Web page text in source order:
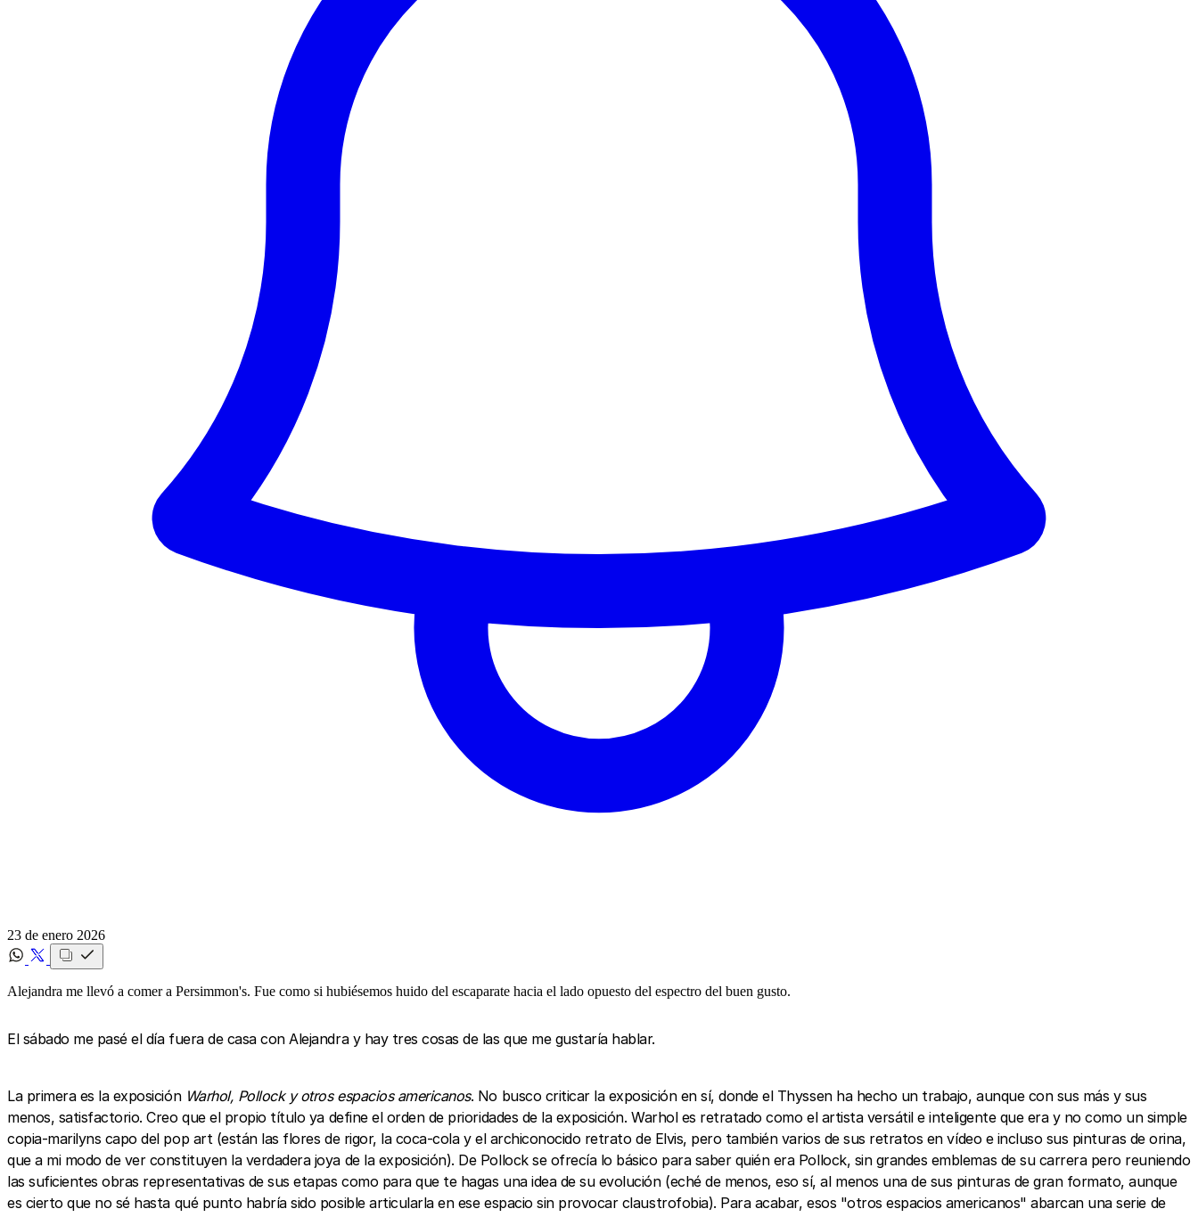
23 de enero 2026
Alejandra me llevó a comer a Persimmon's. Fue como si hubiésemos huido del escaparate hacia el lado opuesto del espectro del buen gusto.
El sábado me pasé el día fuera de casa con Alejandra y hay tres cosas de las que me gustaría hablar.
La primera es la exposición Warhol, Pollock y otros espacios americanos. No busco criticar la exposición en sí, donde el Thyssen ha hecho un trabajo, aunque con sus más y sus
menos, satisfactorio. Creo que el propio título ya define el orden de prioridades de la exposición. Warhol es retratado como el artista versátil e inteligente que era y no como un simple
copia-marilyns capo del pop art (están las flores de rigor, la coca-cola y el archiconocido retrato de Elvis, pero también varios de sus retratos en vídeo e incluso sus pinturas de orina,
que a mi modo de ver constituyen la verdadera joya de la exposición). De Pollock se ofrecía lo básico para saber quién era Pollock, sin grandes emblemas de su carrera pero reuniendo
las suficientes obras representativas de sus etapas como para que te hagas una idea de su evolución (eché de menos, eso sí, al menos una de sus pinturas de gran formato, aunque
es cierto que no sé hasta qué punto habría sido posible articularla en ese espacio sin provocar claustrofobia). Para acabar, esos "otros espacios americanos" abarcan una serie de